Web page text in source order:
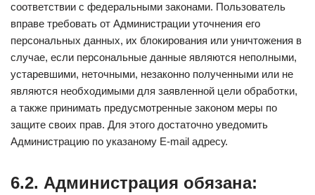
соответствии с федеральными законами. Пользователь
вправе требовать от Администрации уточнения его
персональных данных, их блокирования или уничтожения в
случае, если персональные данные являются неполными,
устаревшими, неточными, незаконно полученными или не
являются необходимыми для заявленной цели обработки,
а также принимать предусмотренные законом меры по
защите своих прав. Для этого достаточно уведомить
Администрацию по указаному E-mail адресу.
6.2. Администрация обязана: